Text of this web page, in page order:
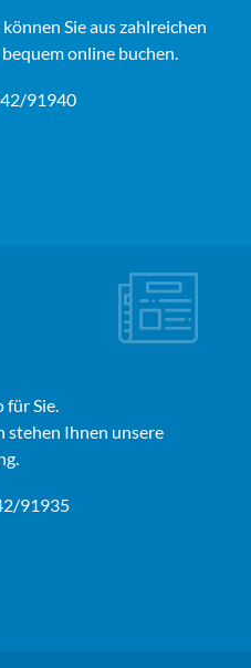
Sie aus zahlreichen
online buchen.
91940
für Sie.
stehen Ihnen unsere
91935